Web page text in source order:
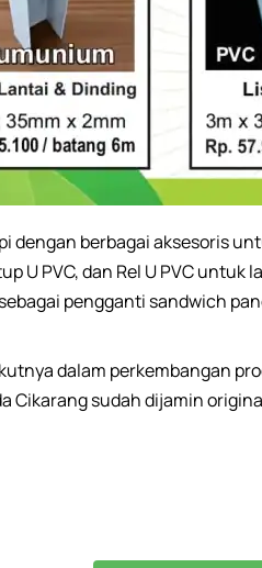
dengan berbagai aksesoris
U PVC, dan Rel U PVC
pengganti sandwich
dalam perkembangan
Cikarang sudah dijamin